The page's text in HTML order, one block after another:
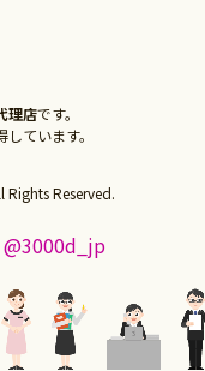
理店です。
ています。
Rights Reserved.
@3000d_jp